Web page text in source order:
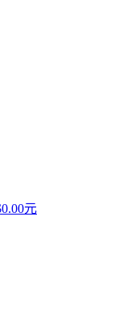
元